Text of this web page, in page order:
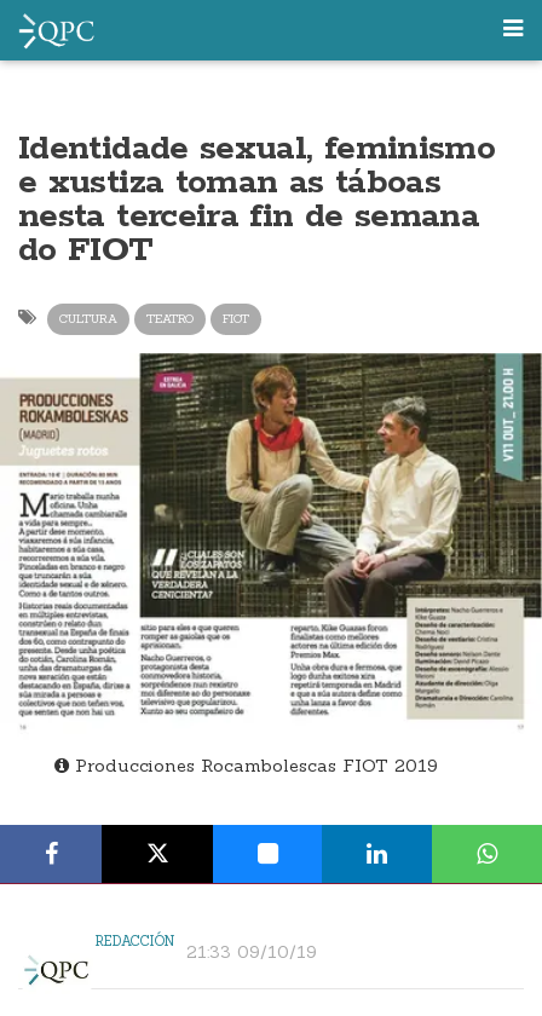
Identidade sexual, feminismo
e xustiza toman as táboas
nesta terceira fin de semana
do FIOT
CULTURA TEATRO FIOT
Producciones Rocambolescas FIOT 2019
REDACCIÓN 21:33 09/10/19